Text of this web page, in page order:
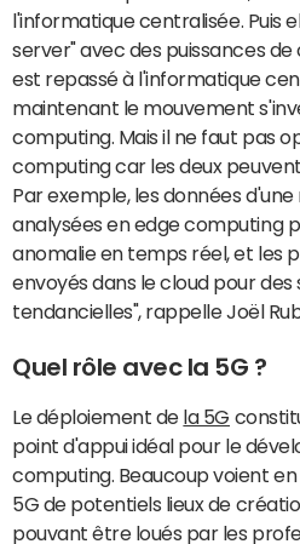
l'informatique centralisée. Puis
server" avec des puissances de
est repassé à l'informatique
maintenant le mouvement
computing. Mais il ne faut pas
computing car les deux
Par exemple, les données
analysées en edge computing
anomalie en temps réel, et les
envoyés dans le cloud pour des
tendancielles", rappelle Joël
Quel rôle avec la 5G ?
Le déploiement de la 5G
point d'appui idéal pour le
computing. Beaucoup voient
5G de potentiels lieux de
pouvant être loués par les